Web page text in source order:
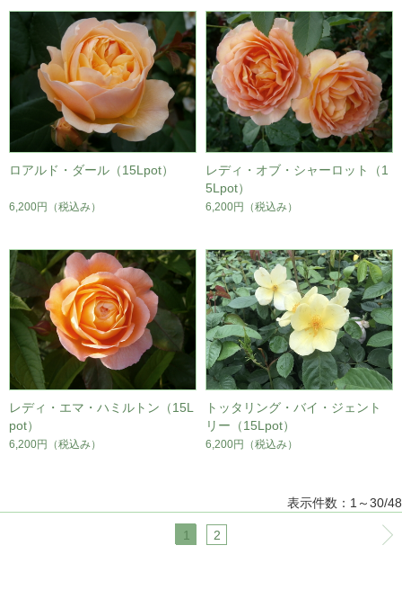
ロアルド・ダール（15Lpot）
6,200円 （税込み）
レディ・オブ・シャーロット（1
5Lpot）
6,200円 （税込み）
レディ・エマ・ハミルトン（15L
pot）
6,200円 （税込み）
トッタリング・バイ・ジェント
リー（15Lpot）
6,200円 （税込み）
表示件数：1～30/48
1 2